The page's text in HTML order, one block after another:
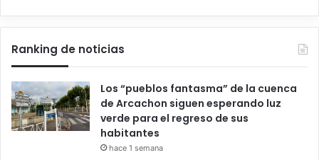
Ranking de noticias
Los “pueblos fantasma” de la cuenca
de Arcachon siguen esperando luz
verde para el regreso de sus
habitantes
hace 1 semana